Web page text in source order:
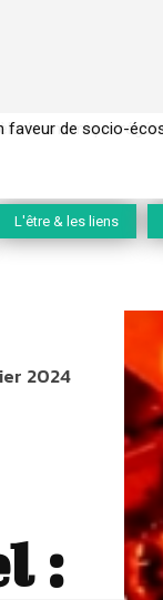
économique
L'être & les liens
2024
: